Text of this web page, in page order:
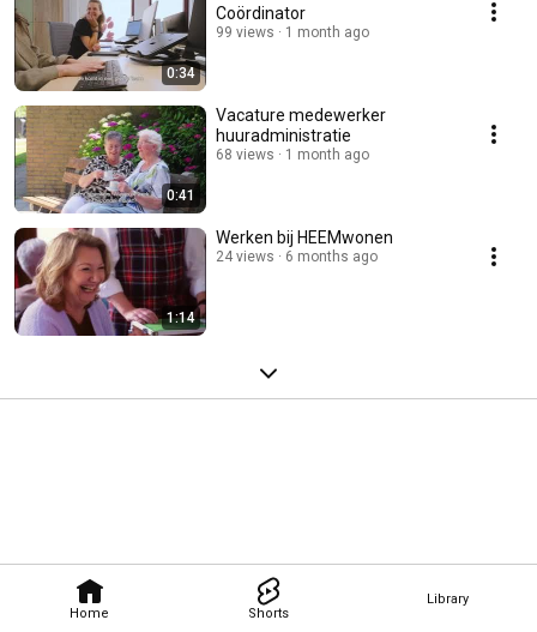
Home Shorts
Library
0:34
Coördinator
99 views 1 month ago
0:41
Vacature medewerker
huuradministratie
68 views 1 month ago
1:14
Werken bij HEEMwonen
24 views 6 months ago